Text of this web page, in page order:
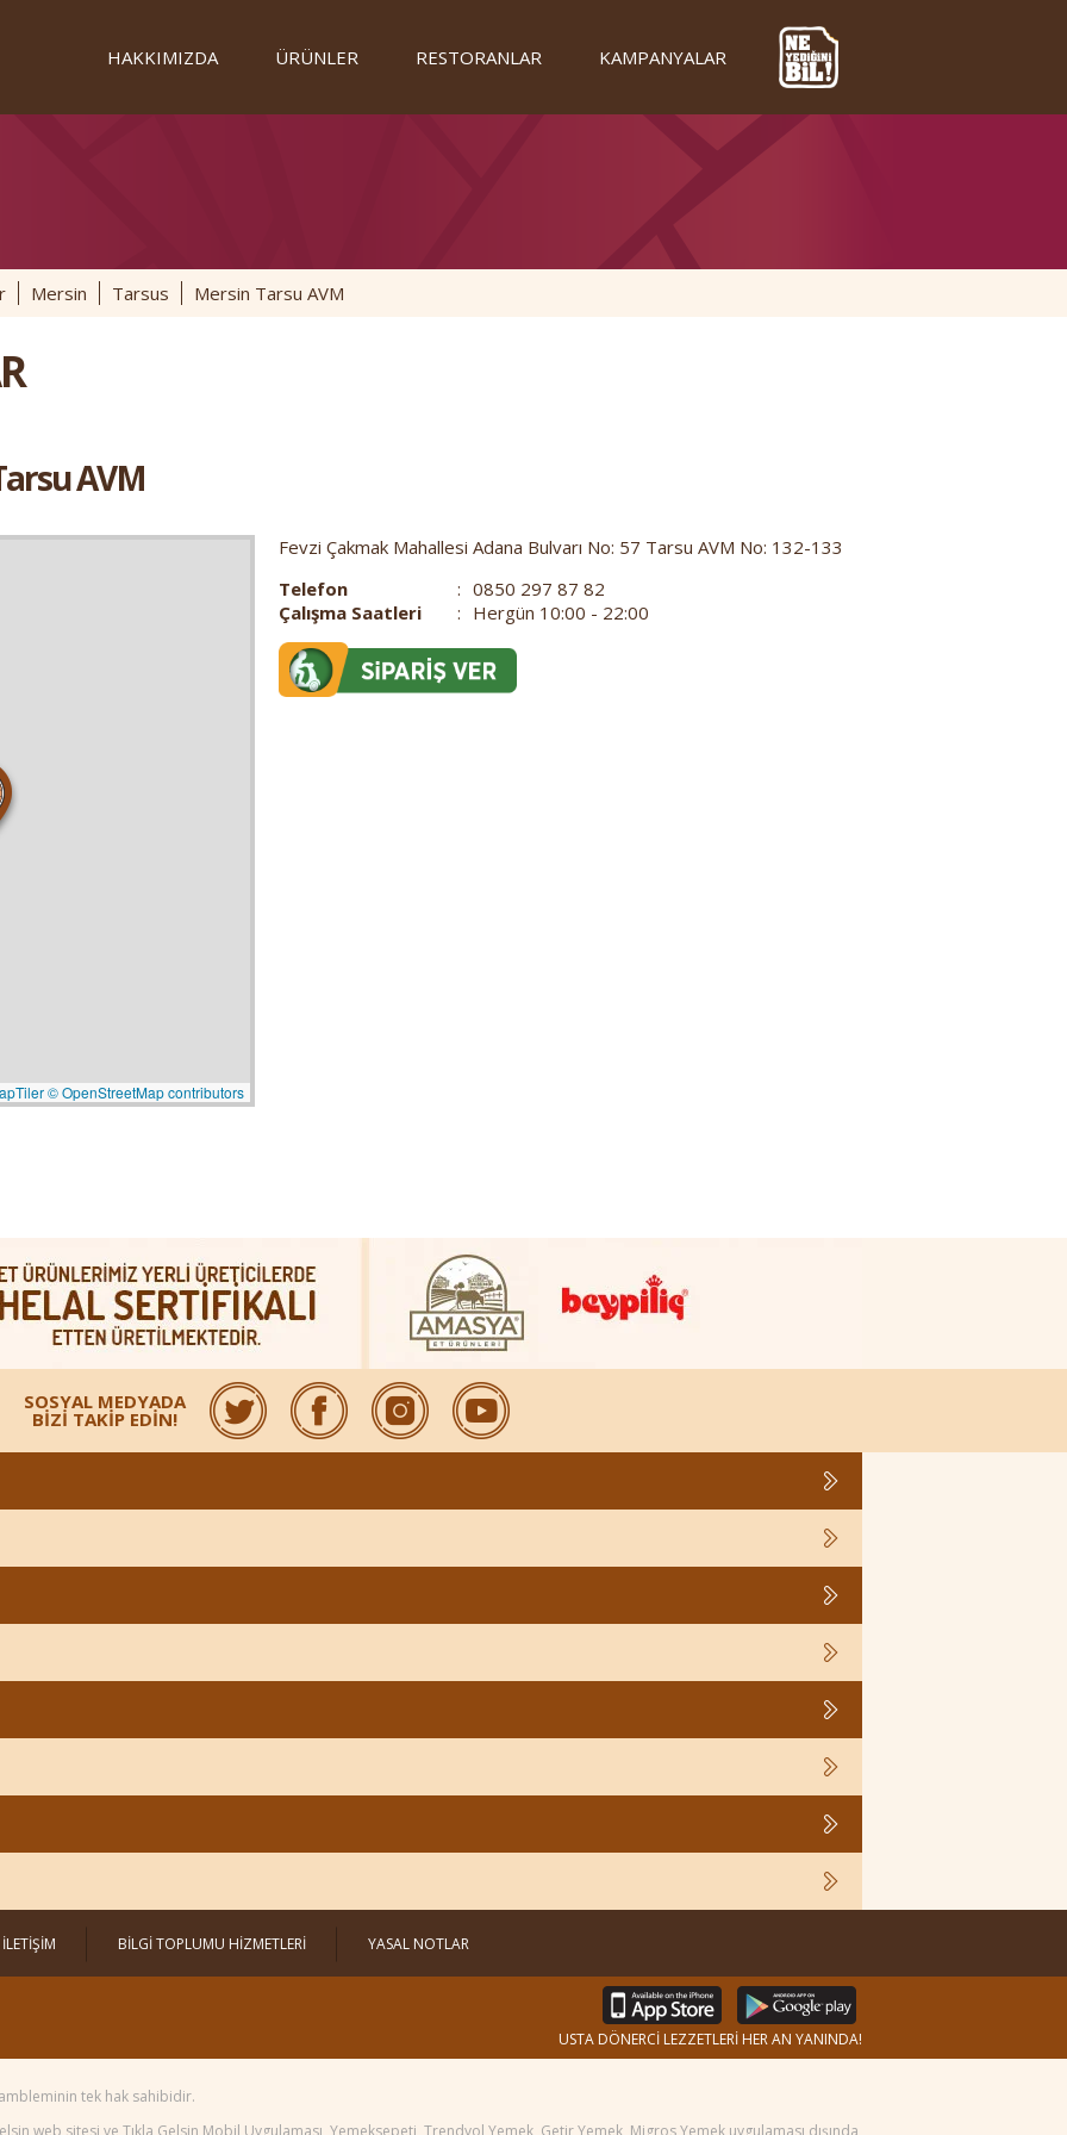
HAKKIMIZDA ÜRÜNLER RESTORANLAR KAMPANYALAR
Mersin Tarsus Mersin Tarsu AVM
AVM
© OpenStreetMap contributors
Fevzi Çakmak Mahallesi Adana Bulvarı No: 57 Tarsu AVM No: 132-133
Telefon
: 0850 297 87 82
Çalışma Saatleri
: Hergün 10:00 - 22:00
SOSYAL MEDYADA
BİZİ TAKİP EDİN!
İLETİŞİM BİLGİ TOPLUMU HİZMETLERİ YASAL NOTLAR
USTA DÖNERCİ LEZZETLERİ HER AN YANINDA!
tek hak sahibidir.